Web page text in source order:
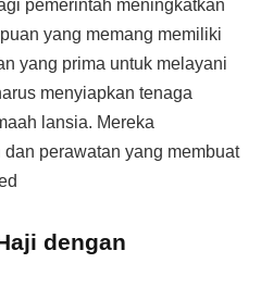
pemerintah meningkatkan
yang memang memiliki
yang prima untuk melayani
menyiapkan tenaga
lansia. Mereka
perawatan yang membuat
dengan